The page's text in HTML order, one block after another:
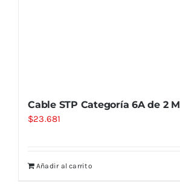
Cable STP Categoría 6A de 2 M
$23.681
Añadir al carrito